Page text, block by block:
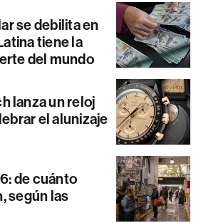
se debilita en
tiene la
del mundo
lanza un reloj
el alunizaje
de cuánto
según las